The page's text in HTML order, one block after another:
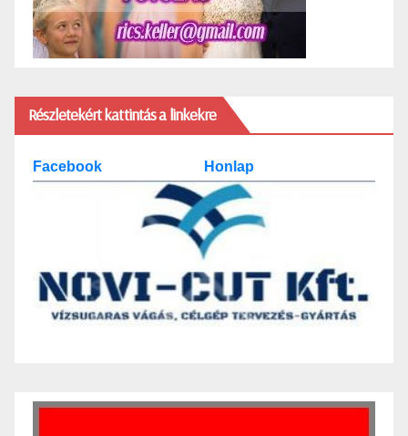
Részletekért kattintás a linkekre
Facebook Honlap